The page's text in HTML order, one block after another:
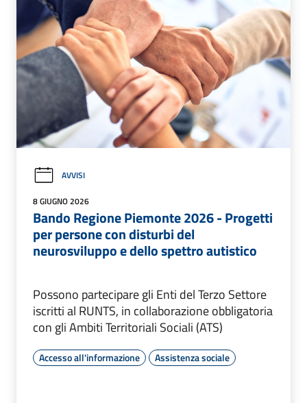
AVVISI
8 GIUGNO 2026
Bando Regione Piemonte 2026 - Progetti
per persone con disturbi del
neurosviluppo e dello spettro autistico
Possono partecipare gli Enti del Terzo Settore
iscritti al RUNTS, in collaborazione obbligatoria
con gli Ambiti Territoriali Sociali (ATS)
Accesso all'informazione Assistenza sociale